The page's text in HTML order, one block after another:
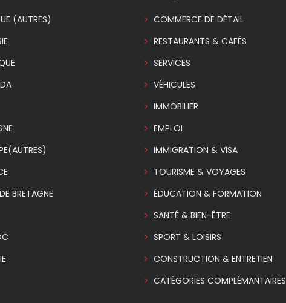
(AUTRES)
BRETAGNE
COMMERCE DE DÉTAIL
RESTAURANTS & CAFÉS
SERVICES
VÉHICULES
IMMOBILIER
EMPLOI
IMMIGRATION & VISA
TOURISME & VOYAGES
ÉDUCATION & FORMATION
SANTÉ & BIEN-ÊTRE
SPORT & LOISIRS
CONSTRUCTION & ENTRETIEN
CATÉGORIES COMPLÉMANTAIRES